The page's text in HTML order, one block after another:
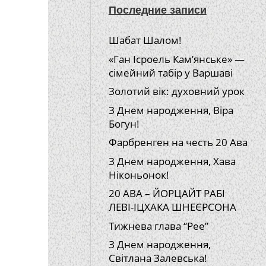
Последние записи
Шабат Шалом!
«Ган Ісроель Кам’янське» —
сімейний табір у Варшаві
Золотий вік: духовний урок
З Днем народження, Віра
Богун!
Фарбренген на честь 20 Ава
З Днем народження, Хава
Ніконьонок!
20 АВА – ЙОРЦАЙТ РАБІ
ЛЕВІ-ІЦХАКА ШНЕЄРСОНА
Тижнева глава “Рее”
З Днем народження,
Світлана Залевська!